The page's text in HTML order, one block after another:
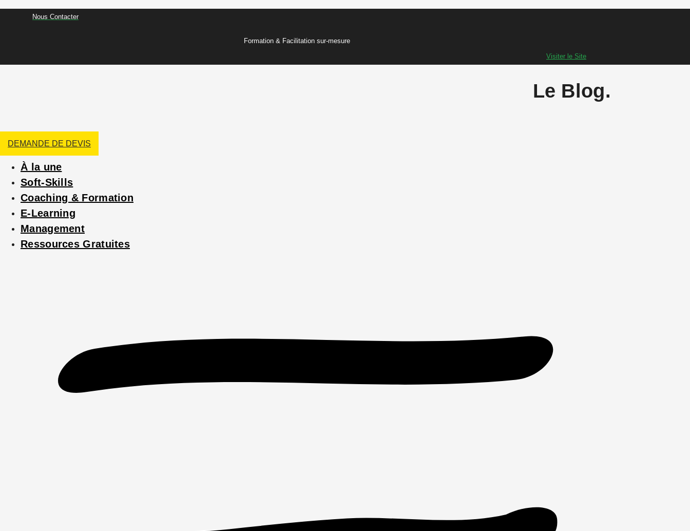
Nous Contacter
Formation & Facilitation sur-mesure
Visiter le Site
Le Blog.
DEMANDE DE DEVIS
À la une
Soft-Skills
Coaching & Formation
E-Learning
Management
Ressources Gratuites